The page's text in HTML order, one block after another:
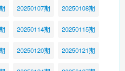
20250107期 20250108期
20250114期 20250115期
20250120期 20250121期